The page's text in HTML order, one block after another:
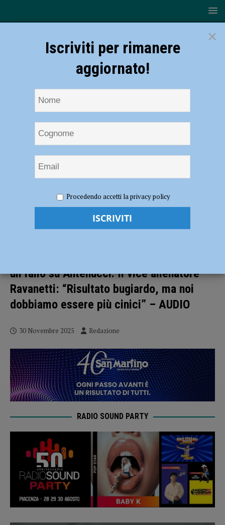
– Vianese 0-1: Bertetti beffa i rossoneri, ma l’azione del gol parte da
un fallo su Antenucci. Il vice allenatore Ravanetti: “Risultato bugiardo,
ma noi dobbiamo essere più cinici” – AUDIO
un fallo su Antenucci. Il vice allenatore
Ravanetti: “Risultato bugiardo, ma noi
dobbiamo essere più cinici” – AUDIO
30 Novembre 2025 Redazione
RADIO SOUND PARTY
×
Iscriviti per rimanere
aggiornato!
Procedendo accetti la privacy policy